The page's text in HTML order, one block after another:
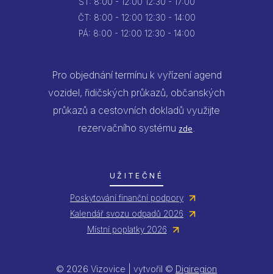
ČT: 8:00 - 12:00 12:30 - 14:00
PÁ: 8:00 - 12:00 12:30 - 14:00
Pro objednání termínu k vyřízení agend
vozidel, řidičských průkazů, občanských
průkazů a cestovních dokladů využijte
rezervačního systému zde.
UŽITEČNÉ
Poskytování finanční podpory
Kalendář svozu odpadů 2026
Místní poplatky 2026
© 2026 Vizovice | vytvořil © Digiregion